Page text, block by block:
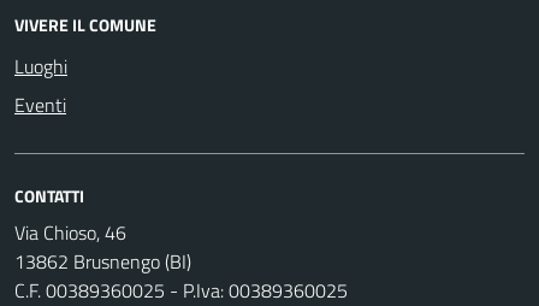
VIVERE IL COMUNE
Luoghi
Eventi
CONTATTI
Via Chioso, 46
13862 Brusnengo (BI)
C.F. 00389360025 - P.Iva: 00389360025